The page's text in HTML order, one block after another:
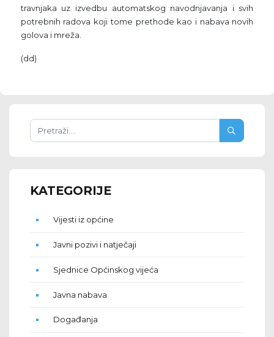
travnjaka uz izvedbu automatskog navodnjavanja i svih
potrebnih radova koji tome prethode kao i nabava novih
golova i mreža.
(dd)
KATEGORIJE
Vijesti iz općine
Javni pozivi i natječaji
Sjednice Općinskog vijeća
Javna nabava
Događanja